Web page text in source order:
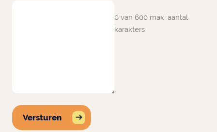
0 van 600 max. aantal
karakters
Versturen